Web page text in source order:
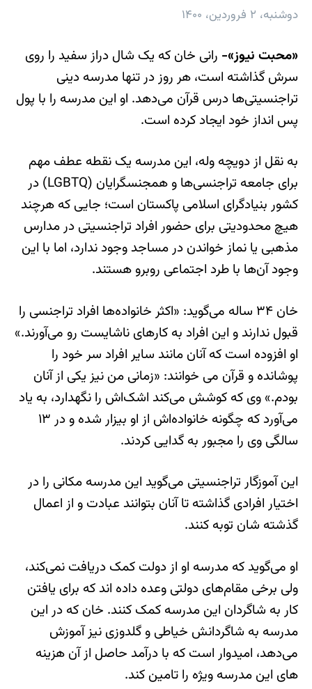
دوشنبه، ۲ فروردین، ۱۴۰۰
«محبت نیوز»- رانی خان که یک شال دراز سفید را روی
سرش گذاشته است، هر روز در تنها مدرسه دینی
تراجنسیتی‌ها درس قرآن می‌دهد. او این مدرسه را با پول
پس انداز خود ایجاد کرده است.
به نقل از دویچه وله، این مدرسه یک نقطه عطف مهم
برای جامعه تراجنسی‌ها و همجنسگرایان (LGBTQ) در
کشور بنیادگرای اسلامی پاکستان است؛ جایی که هرچند
هیچ محدودیتی برای حضور افراد تراجنسیتی در مدارس
مذهبی یا نماز خواندن در مساجد وجود ندارد، اما با این
وجود آن‌ها با طرد اجتماعی روبرو هستند.
خان ۳۴ ساله می‌گوید: «اکثر خانواده‌ها افراد تراجنسی را
قبول ندارند و این افراد به کارهای ناشایست رو می‌آورند.»
او افزوده است که آنان مانند سایر افراد سر خود را
پوشانده و قرآن می خوانند: «زمانی من نیز یکی از آنان
بودم.» وی که کوشش می‌کند اشک‌اش را نگهدارد، به یاد
می‌آورد که چگونه خانواده‌اش از او بیزار شده و در ۱۳
سالگی وی را مجبور به گدایی کردند.
این آموزگار تراجنسیتی می‌گوید این مدرسه مکانی را در
اختیار افرادی گذاشته تا آنان بتوانند عبادت و از اعمال
گذشته شان توبه کنند.
او می‌گوید که مدرسه او از دولت کمک دریافت نمی‌کند،
ولی برخی مقام‌های دولتی وعده داده اند که برای یافتن
کار به شاگردان این مدرسه کمک کنند. خان که در این
مدرسه به شاگردانش خیاطی و گلدوزی نیز آموزش
می‌دهد، امیدوار است که با درآمد حاصل از آن هزینه
های این مدرسه ویژه را تامین کند.